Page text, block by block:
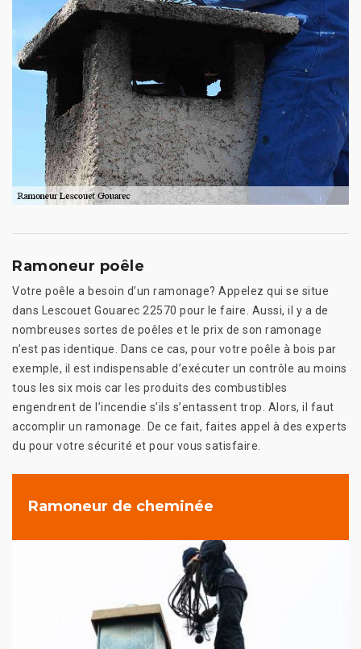
Ramoneur poêle
Votre poêle a besoin d’un ramonage? Appelez qui se situe
dans Lescouet Gouarec 22570 pour le faire. Aussi, il y a de
nombreuses sortes de poêles et le prix de son ramonage
n’est pas identique. Dans ce cas, pour votre poêle à bois par
exemple, il est indispensable d’exécuter un contrôle au moins
tous les six mois car les produits des combustibles
engendrent de l’incendie s’ils s’entassent trop. Alors, il faut
accomplir un ramonage. De ce fait, faites appel à des experts
du pour votre sécurité et pour vous satisfaire.
Ramoneur de cheminée